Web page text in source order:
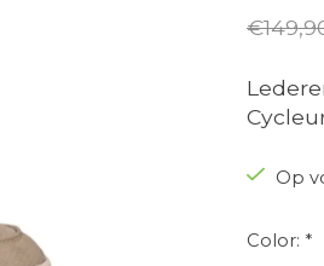
Op
Color: *